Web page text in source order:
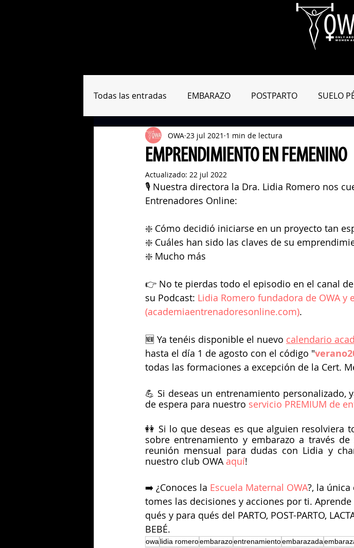
Todas las entradas EMBARAZO POSTPARTO SUELO
RESUMEN PAPERS HERRAMIENTAS ENTRENAMIENTO
EMPRENDIMIENTO EN FEMENINO
OWA 23 jul 2021 1 min de lectura
Actualizado: 22 jul 2022
🎙️ Nuestra directora la Dra. Lidia Romero nos
Entrenadores Online:
❇️ Cómo decidió iniciarse en un proyecto tan
❇️ Cuáles han sido las claves de su
❇️ Mucho más
👉 No te pierdas todo el episodio en el canal
su Podcast: Lidia Romero fundadora de OWA y
(academiaentrenadoresonline.com).
🆕 Ya tenéis disponible el nuevo calendario
hasta el día 1 de agosto con el código "
todas las formaciones a excepción de la Cert.
💪 Si deseas un entrenamiento personalizado,
de espera para nuestro servicio PREMIUM de
👭 Si lo que deseas es que alguien resolviera
sobre entrenamiento y embarazo a través
reunión mensual para dudas con Lidia y
nuestro club OWA aquí!
➡️ ¿Conoces la Escuela Maternal OWA?, la
tomes las decisiones y acciones por ti.
qués y para qués del PARTO, POST-PARTO,
BEBÉ.
owa lidia romeroembarazoentrenamientoembarazada